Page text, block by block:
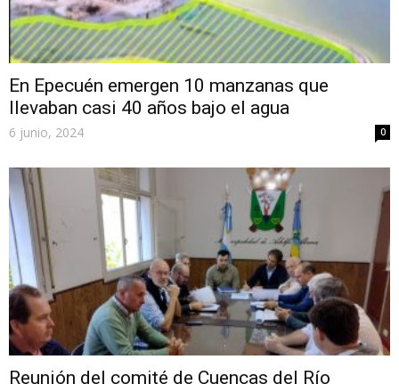
En Epecuén emergen 10 manzanas que
llevaban casi 40 años bajo el agua
6 junio, 2024 0
Reunión del comité de Cuencas del Río